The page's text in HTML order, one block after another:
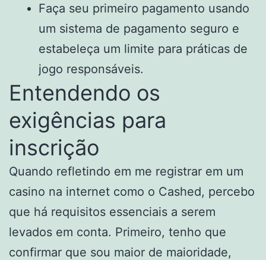
Faça seu primeiro pagamento usando
um sistema de pagamento seguro e
estabeleça um limite para práticas de
jogo responsáveis.
Entendendo os
exigências para
inscrição
Quando refletindo em me registrar em um
casino na internet como o Cashed, percebo
que há requisitos essenciais a serem
levados em conta. Primeiro, tenho que
confirmar que sou maior de maioridade,